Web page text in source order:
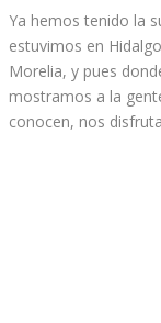
Ya hemos tenido la
estuvimos en
Morelia, y pues
mostramos a la
conocen, nos